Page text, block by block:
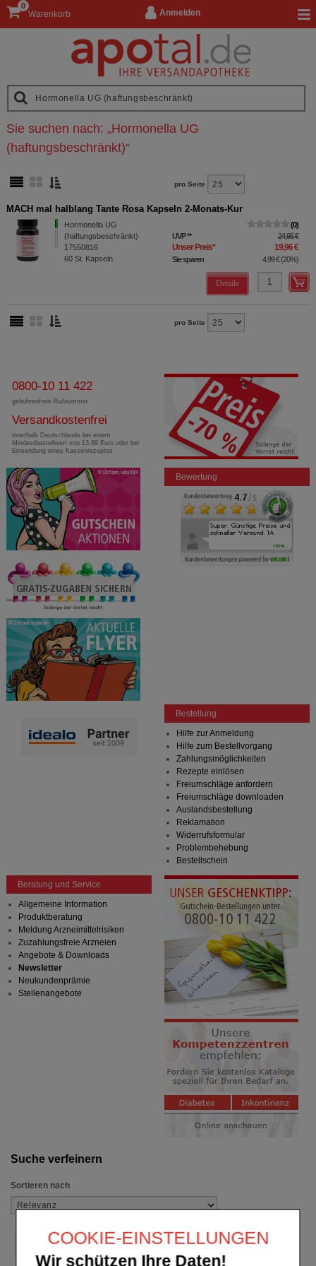
COOKIE-EINSTELLUNGEN
Wir schützen Ihre Daten!
Anmelden
Warenkorb
0
Suche verfeinern
Sortieren nach
Sie suchen nach: „Hormonella UG
(haftungsbeschränkt)“
pro Seite
MACH mal halblang Tante Rosa Kapseln 2-Monats-Kur
Hormonella UG
(haftungsbeschränkt)
17550816
60 St Kapseln
0
UVP** 24,95 €
Unser Preis* 19,96 €
Sie sparen 4,99 €(20%)
Details
pro Seite
0800-10 11 422
gebührenfreie Rufnummer
Versandkostenfrei
innerhalb Deutschlands bei einem
Mindestbestellwert von 13,99 Euro oder bei
Einsendung eines Kassenrezeptes
Bewertung
Bestellung
Hilfe zur Anmeldung
Hilfe zum Bestellvorgang
Zahlungsmöglichkeiten
Rezepte einlösen
Freiumschläge anfordern
Freiumschläge downloaden
Auslandsbestellung
Reklamation
Widerrufsformular
Problembehebung
Bestellschein
Beratung und Service
Allgemeine Information
Produktberatung
Meldung Arzneimittelrisiken
Zuzahlungsfreie Arzneien
Angebote & Downloads
Newsletter
Neukundenprämie
Stellenangebote